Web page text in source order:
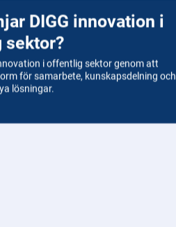
i offentlig sektor genom att
för samarbete, kunskapsdelning och
lösningar.